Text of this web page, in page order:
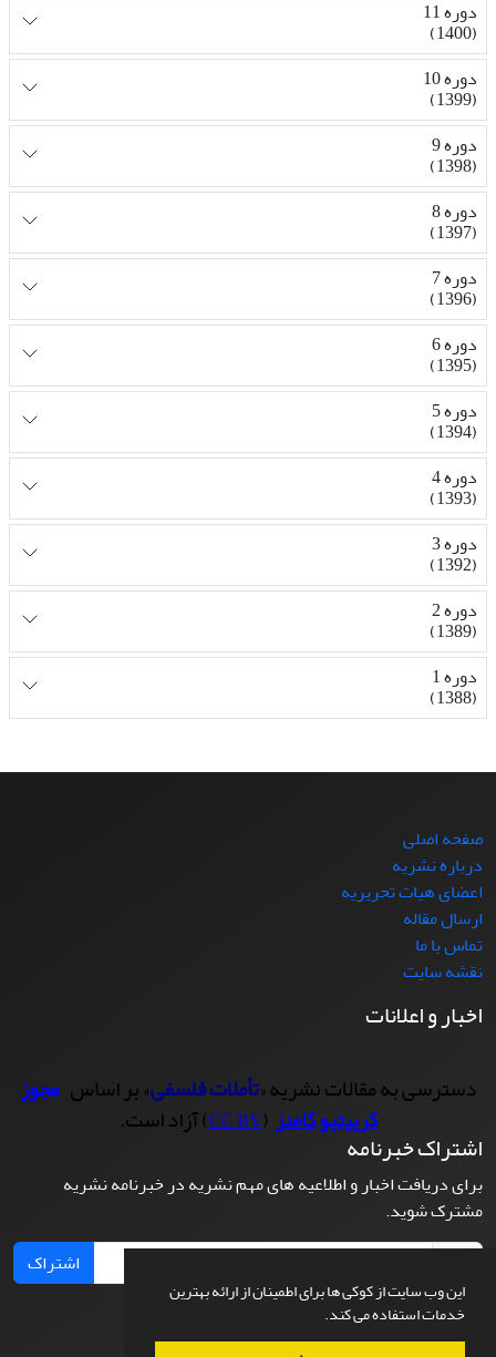
این وب سایت از کوکی ها برای اطمینان از ارائه بهترین
خدمات استفاده می کند.
دوره 11
(1400)
دوره 10
(1399)
دوره 9
(1398)
دوره 8
(1397)
دوره 7
(1396)
دوره 6
(1395)
دوره 5
(1394)
دوره 4
(1393)
دوره 3
(1392)
دوره 2
(1389)
دوره 1
(1388)
صفحه اصلی
درباره نشریه
اعضای هیات تحریریه
ارسال مقاله
تماس با ما
نقشه سایت
اخبار و اعلانات
دسترسی به مقالات نشریه «تأملات فلسفی» بر اساس مجوز
کرییتیو کامنز(
CC BY) آزاد است.
اشتراک خبرنامه
برای دریافت اخبار و اطلاعیه های مهم نشریه در خبرنامه نشریه
مشترک شوید.
اشتراک